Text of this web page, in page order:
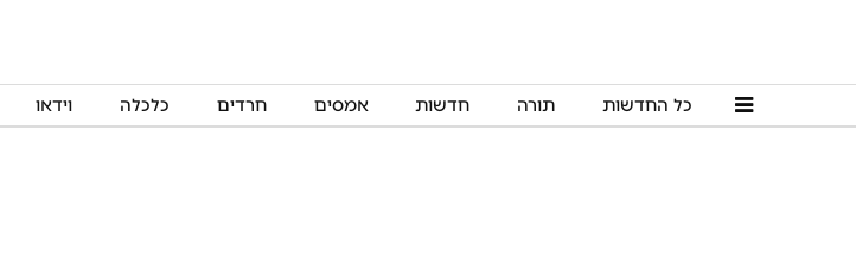
כל החדשות תורה חדשות אמסים חרדים כלכלה וידאו